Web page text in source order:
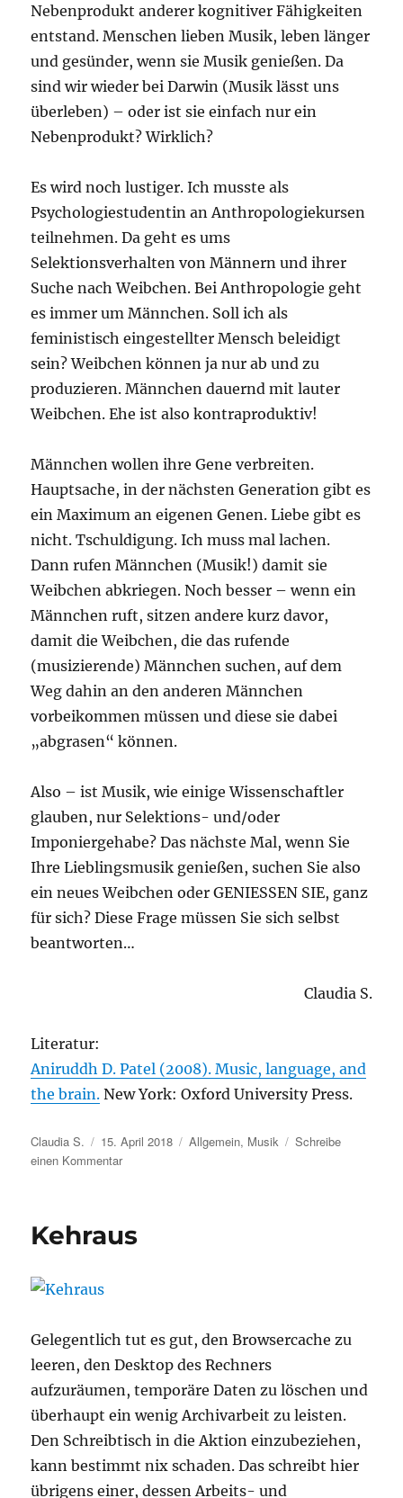
Nebenprodukt anderer kognitiver Fähigkeiten
entstand. Menschen lieben Musik, leben länger
und gesünder, wenn sie Musik genießen. Da
sind wir wieder bei Darwin (Musik lässt uns
überleben) – oder ist sie einfach nur ein
Nebenprodukt? Wirklich?
Es wird noch lustiger. Ich musste als
Psychologiestudentin an Anthropologiekursen
teilnehmen. Da geht es ums
Selektionsverhalten von Männern und ihrer
Suche nach Weibchen. Bei Anthropologie geht
es immer um Männchen. Soll ich als
feministisch eingestellter Mensch beleidigt
sein? Weibchen können ja nur ab und zu
produzieren. Männchen dauernd mit lauter
Weibchen. Ehe ist also kontraproduktiv!
Männchen wollen ihre Gene verbreiten.
Hauptsache, in der nächsten Generation gibt es
ein Maximum an eigenen Genen. Liebe gibt es
nicht. Tschuldigung. Ich muss mal lachen.
Dann rufen Männchen (Musik!) damit sie
Weibchen abkriegen. Noch besser – wenn ein
Männchen ruft, sitzen andere kurz davor,
damit die Weibchen, die das rufende
(musizierende) Männchen suchen, auf dem
Weg dahin an den anderen Männchen
vorbeikommen müssen und diese sie dabei
„abgrasen“ können.
Also – ist Musik, wie einige Wissenschaftler
glauben, nur Selektions- und/oder
Imponiergehabe? Das nächste Mal, wenn Sie
Ihre Lieblingsmusik genießen, suchen Sie also
ein neues Weibchen oder GENIESSEN SIE, ganz
für sich? Diese Frage müssen Sie sich selbst
beantworten…
Claudia S.
Literatur:
Aniruddh D. Patel (2008). Music, language, and
the brain. New York: Oxford University Press.
Autor
Claudia S.
Veröffentlicht
am
15. April 2018 Kategorien
Allgemein, Musik
Schreibe
einen Kommentarzu
Musik?
Kehraus
Gelegentlich tut es gut, den Browsercache zu
leeren, den Desktop des Rechners
aufzuräumen, temporäre Daten zu löschen und
überhaupt ein wenig Archivarbeit zu leisten.
Den Schreibtisch in die Aktion einzubeziehen,
kann bestimmt nix schaden. Das schreibt hier
übrigens einer, dessen Arbeits- und